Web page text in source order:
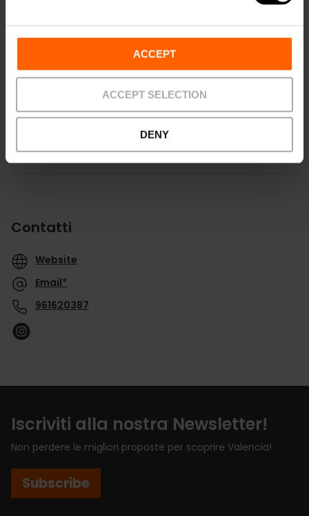
ACCEPT
ACCEPT SELECTION
DENY
Indicazioni
Contatti
Website
Email*
961620387
Iscriviti alla nostra Newsletter!
Non perdere le migliori proposte per scoprire Valencia!
Subscribe